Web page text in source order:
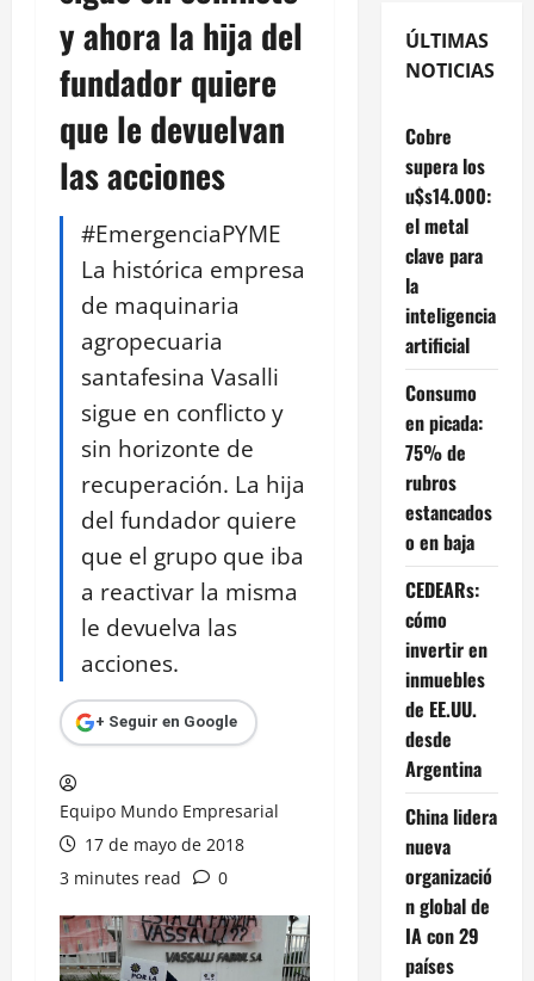
y ahora la hija del
fundador quiere
que le devuelvan
las acciones
#EmergenciaPYME
La histórica empresa
de maquinaria
agropecuaria
santafesina Vasalli
sigue en conflicto y
sin horizonte de
recuperación. La hija
del fundador quiere
que el grupo que iba
a reactivar la misma
le devuelva las
acciones.
+ Seguir en Google
Equipo Mundo Empresarial
17 de mayo de 2018
3 minutes read
0
ÚLTIMAS
NOTICIAS
Cobre
supera los
u$s14.000:
el metal
clave para
la
inteligencia
artificial
Consumo
en picada:
75% de
rubros
estancados
o en baja
CEDEARs:
cómo
invertir en
inmuebles
de EE.UU.
desde
Argentina
China lidera
nueva
organizació
n global de
IA con 29
países